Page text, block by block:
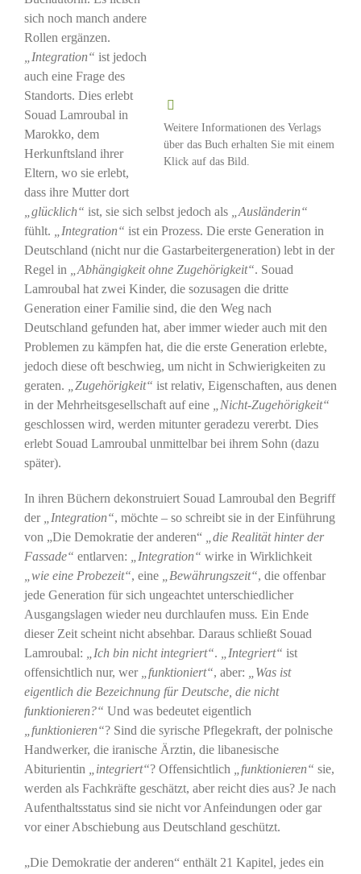
Weitere Informationen des Verlags
über das Buch erhalten Sie mit einem
Klick auf das Bild.
sich noch manch andere
Rollen ergänzen.
„Integration“ ist jedoch
auch eine Frage des
Standorts. Dies erlebt
Souad Lamroubal in
Marokko, dem
Herkunftsland ihrer
Eltern, wo sie erlebt,
dass ihre Mutter dort
„glücklich“ ist, sie sich selbst jedoch als
„Ausländerin“
fühlt.
„Integration“ ist ein Prozess. Die erste Generation in
Deutschland (nicht nur die Gastarbeitergeneration) lebt in der
Regel in
„Abhängigkeit ohne Zugehörigkeit“. Souad
Lamroubal hat zwei Kinder, die sozusagen die dritte
Generation einer Familie sind, die den Weg nach
Deutschland gefunden hat, aber immer wieder auch mit den
Problemen zu kämpfen hat, die die erste Generation erlebte,
jedoch diese oft beschwieg, um nicht in Schwierigkeiten zu
geraten.
„Zugehörigkeit“ ist relativ, Eigenschaften, aus denen
in der Mehrheitsgesellschaft auf eine
„Nicht-Zugehörigkeit“
geschlossen wird, werden mitunter geradezu vererbt. Dies
erlebt Souad Lamroubal unmittelbar bei ihrem Sohn (dazu
später).
In ihren Büchern dekonstruiert Souad Lamroubal den Begriff
der
„Integration“, möchte – so schreibt sie in der Einführung
von „Die Demokratie der anderen“
„die Realität hinter der
Fassade“ entlarven: „Integration“ wirke in Wirklichkeit
„wie eine Probezeit“, eine „Bewährungszeit“, die offenbar
jede Generation für sich ungeachtet unterschiedlicher
Ausgangslagen wieder neu durchlaufen muss. Ein Ende
dieser Zeit scheint nicht absehbar. Daraus schließt Souad
Lamroubal:
„Ich bin nicht integriert“. „Integriert“ ist
offensichtlich nur, wer
„funktioniert“, aber:
„Was ist
eigentlich die Bezeichnung für Deutsche, die nicht
funktionieren?“ Und was bedeutet eigentlich
„funktionieren“? Sind die syrische Pflegekraft, der polnische
Handwerker, die iranische Ärztin, die libanesische
Abiturientin
„integriert“? Offensichtlich „funktionieren“ sie,
werden als Fachkräfte geschätzt, aber reicht dies aus? Je nach
Aufenthaltsstatus sind sie nicht vor Anfeindungen oder gar
vor einer Abschiebung aus Deutschland geschützt.
„Die Demokratie der anderen“ enthält 21 Kapitel, jedes ein